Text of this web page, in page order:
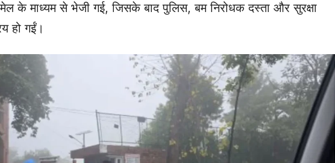
के माध्यम से भेजी गई, जिसके बाद पुलिस, बम निरोधक दस्ता और सुरक्षा
हो गईं।